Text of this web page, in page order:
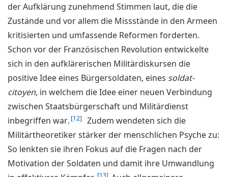
der Aufklärung zunehmend Stimmen laut, die die
Zustände und vor allem die Missstände in den Armeen
kritisierten und umfassende Reformen forderten.
Schon vor der Französischen Revolution entwickelte
sich in den aufklärerischen Militärdiskursen die
positive Idee eines Bürgersoldaten, eines soldat-
citoyen, in welchem die Idee einer neuen Verbindung
zwischen Staatsbürgerschaft und Militärdienst
inbegriffen war. 12
Zudem wendeten sich die
Militärtheoretiker stärker der menschlichen Psyche zu:
So lenkten sie ihren Fokus auf die Fragen nach der
Motivation der Soldaten und damit ihre Umwandlung
13